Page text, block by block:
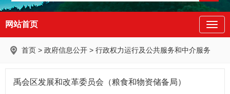
网站首页
首页 > 政府信息公开 > 行政权力运行及公共服务和中介服务
禹会区发展和改革委员会（粮食和物资储备局）